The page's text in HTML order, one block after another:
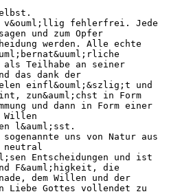
fehlerfrei. Jede
und zum Opfer
werden. Alle echte
als Teilhabe an seiner
das dank der
einfl&ouml;&szlig;t und
zun&auml;chst in Form
und dann in Form einer
Willen
l&auml;sst.
uns von Natur aus
neutral
Entscheidungen und ist
F&auml;higkeit, die
dem Willen und der
Liebe Gottes vollendet zu